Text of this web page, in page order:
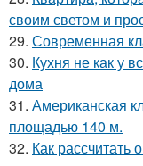
своим светом и
29. Современная
30. Кухня не как у
дома
31. Американская
площадью 140 м.
32. Как рассчитать